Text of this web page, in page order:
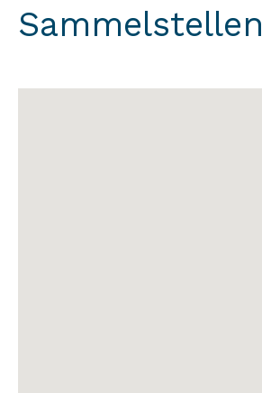
Sammelstellen